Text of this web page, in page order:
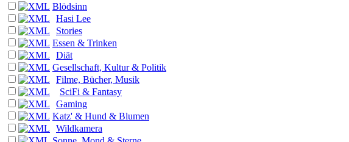
Blödsinn
Hasi Lee
Stories
Essen & Trinken
Diät
Gesellschaft, Kultur & Politik
Filme, Bücher, Musik
SciFi & Fantasy
Gaming
Katz' & Hund & Blumen
Wildkamera